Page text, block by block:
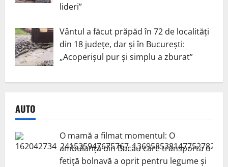
lideri”
Vântul a făcut prăpăd în 72 de localități
din 18 județe, dar și în București:
„Acoperișul pur și simplu a zburat”
AUTO
O mamă a filmat momentul: O
ambulanță din Bacău care transporta o
fetiță bolnavă a oprit pentru legume și